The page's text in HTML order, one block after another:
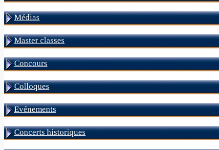
Médias
Master classes
Concours
Colloques
Evénements
Concerts historiques